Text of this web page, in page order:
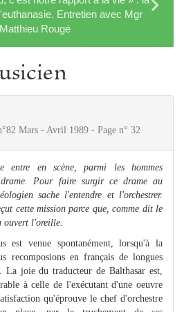
Entretien avec Mgr
Matthieu Rougé
Mars - Avril 1989 - Page n° 32
entre en scène, parmi les hommes
drame. Pour faire surgir ce drame au
sache l'entendre et l'orchestrer.
cette mission parce que, comme dit le
ouvert l'oreille.
est venue spontanément, lorsqu'à la
recomposions en français de longues
La joie du traducteur de Balthasar est,
à celle de l'exécutant d'une oeuvre
qu'éprouve le chef d'orchestre